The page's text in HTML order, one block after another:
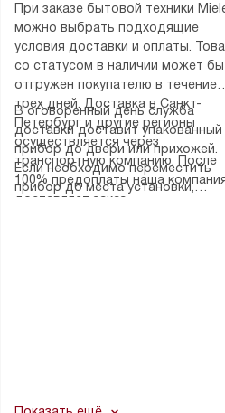
При заказе бытовой техники
можно выбрать подходящие
условия доставки и оплаты.
со статусом в наличии может
отгружен покупателю в течение
трех дней. Доставка в Санкт-
Петербург и другие регионы
осуществляется через
транспортную компанию. После
100% предоплаты наша
доставляет заказ
В оговоренный день служба
доставки доставит упакованный
прибор до двери или прихожей.
Если необходимо переместить
прибор до места установки,